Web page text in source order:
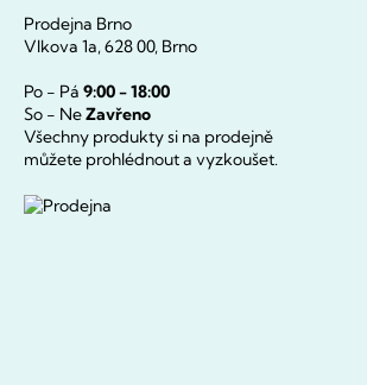
Prodejna Brno
Vlkova 1a, 628 00, Brno
Po - Pá 9:00 - 18:00
So - NeZavřeno
Všechny produkty si na prodejně
můžete prohlédnout a vyzkoušet.